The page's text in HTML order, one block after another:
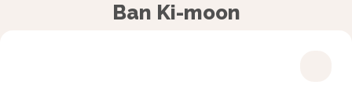
Ban Ki-moon